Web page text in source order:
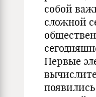
собой
сложной
Первые